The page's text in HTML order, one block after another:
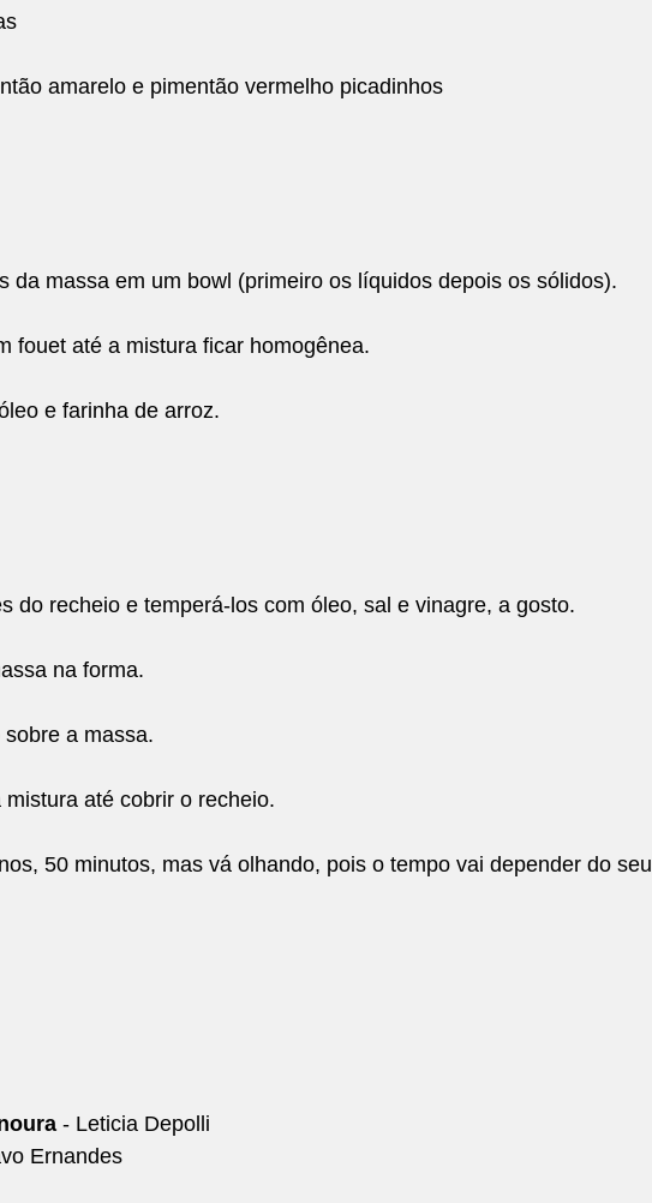
amarelo e pimentão vermelho picadinhos
da massa em um bowl (primeiro os líquidos depois os sólidos).
fouet até a mistura ficar homogênea.
e farinha de arroz.
do recheio e temperá-los com óleo, sal e vinagre, a gosto.
na forma.
a massa.
até cobrir o recheio.
50 minutos, mas vá olhando, pois o tempo vai depender do seu
- Leticia Depolli
Ernandes